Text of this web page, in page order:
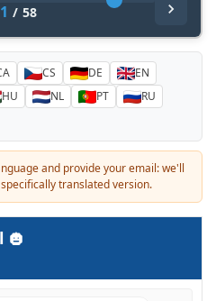
/ 58
CS DE
EN
HU NL PT
RU
and provide your email: we'll
translated version.